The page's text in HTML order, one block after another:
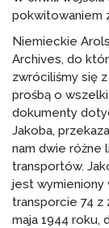
pokwitowaniem
Niemieckie
Archives, do
zwróciliśmy się z
prośbą o
dokumenty
Jakoba,
nam dwie różne
transportów.
jest wymieniony
transporcie 74 z
maja 1944 roku,